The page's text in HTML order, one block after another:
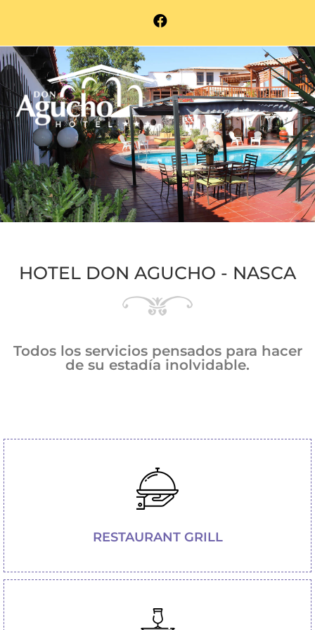
HOTEL DON AGUCHO - NASCA
Todos los servicios pensados para hacer
de su estadía inolvidable.
RESTAURANT GRILL